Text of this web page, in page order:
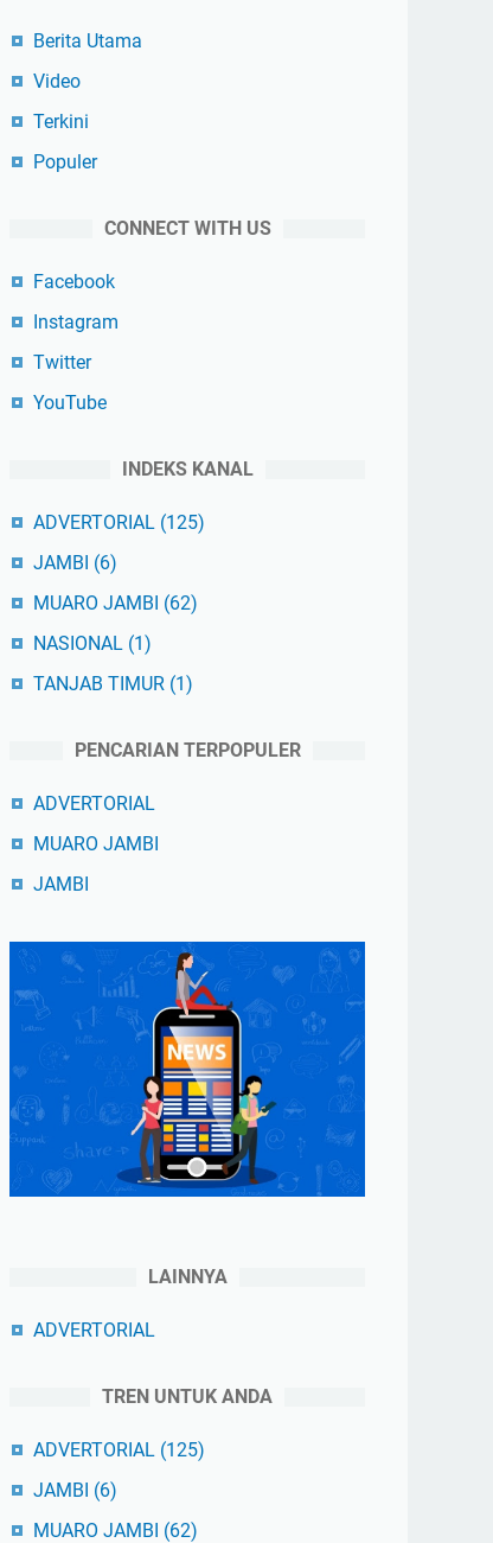
Berita Utama
Video
Terkini
Populer
CONNECT WITH US
Facebook
Instagram
Twitter
YouTube
INDEKS KANAL
ADVERTORIAL (125)
JAMBI (6)
MUARO JAMBI (62)
NASIONAL (1)
TANJAB TIMUR (1)
PENCARIAN TERPOPULER
ADVERTORIAL
MUARO JAMBI
JAMBI
LAINNYA
ADVERTORIAL
TREN UNTUK ANDA
ADVERTORIAL (125)
JAMBI (6)
MUARO JAMBI (62)